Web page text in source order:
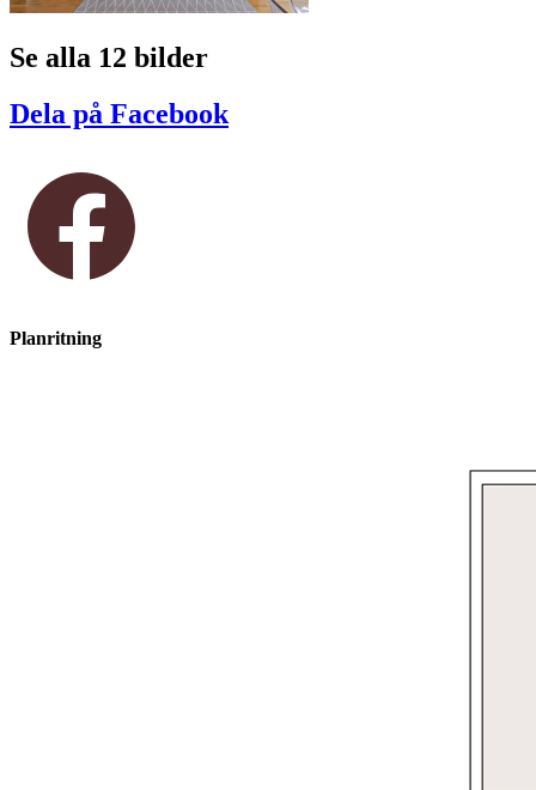
Se alla 12 bilder
Dela på Facebook
Planritning